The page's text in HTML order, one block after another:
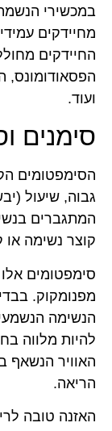
במכשירי
מחיידקים
החיידקים
הפסאודומונס,
ועוד.
סימנים
הסימפטומים
גבוה, שיעול
המתגברים
קוצר נשימה או
סימפטומים
מפנומקוק.
הנשימה
להיות מלווה
האוויר הנשאף
הריאה.
האזנה טובה